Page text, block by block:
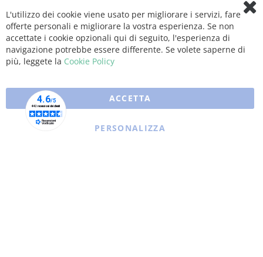
L'utilizzo dei cookie viene usato per migliorare i servizi, fare
offerte personali e migliorare la vostra esperienza. Se non
accettate i cookie opzionali qui di seguito, l'esperienza di
navigazione potrebbe essere differente. Se volete saperne di
più, leggete la Cookie Policy
ACCETTA
PERSONALIZZA